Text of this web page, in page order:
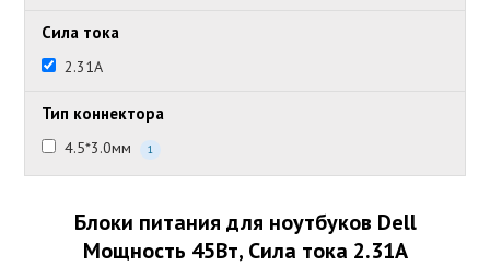
Сила тока
2.31А
Тип коннектора
4.5*3.0мм 1
Блоки питания для ноутбуков Dell
Мощность 45Вт, Сила тока 2.31А